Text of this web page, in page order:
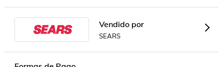
Vendido por
SEARS